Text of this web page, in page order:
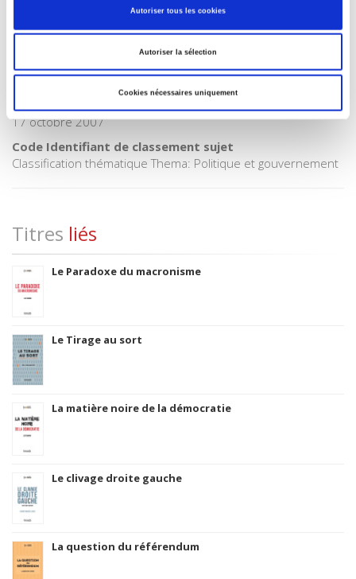
Autoriser tous les cookies
Autoriser la sélection
Cookies nécessaires uniquement
01 Grand public
3283 SCIENCES POLITIQUES
Date de première publication du titre
17 octobre 2007
Code Identifiant de classement sujet
Classification thématique Thema: Politique et gouvernement
Titres liés
Le Paradoxe du macronisme
Le Tirage au sort
La matière noire de la démocratie
Le clivage droite gauche
La question du référendum